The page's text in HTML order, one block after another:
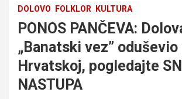
DOLOVO FOLKLOR KULTURA
PONOS PANČEVA:
„Banatski vez”
Hrvatskoj, pogledajte
NASTUPA